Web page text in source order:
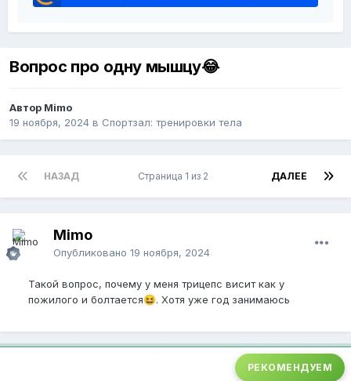
Вопрос про одну мышцу😂
Автор Mimo
19 ноября, 2024 в Спортзал: тренировки тела
НАЗАД ДАЛЕЕ
Страница 1 из 2
Mimo
Опубликовано 19 ноября, 2024
Такой вопрос, почему у меня трицепс висит как у
пожилого и болтается😆. Хотя уже год занимаюсь
РЕКОМЕНДУЕМ